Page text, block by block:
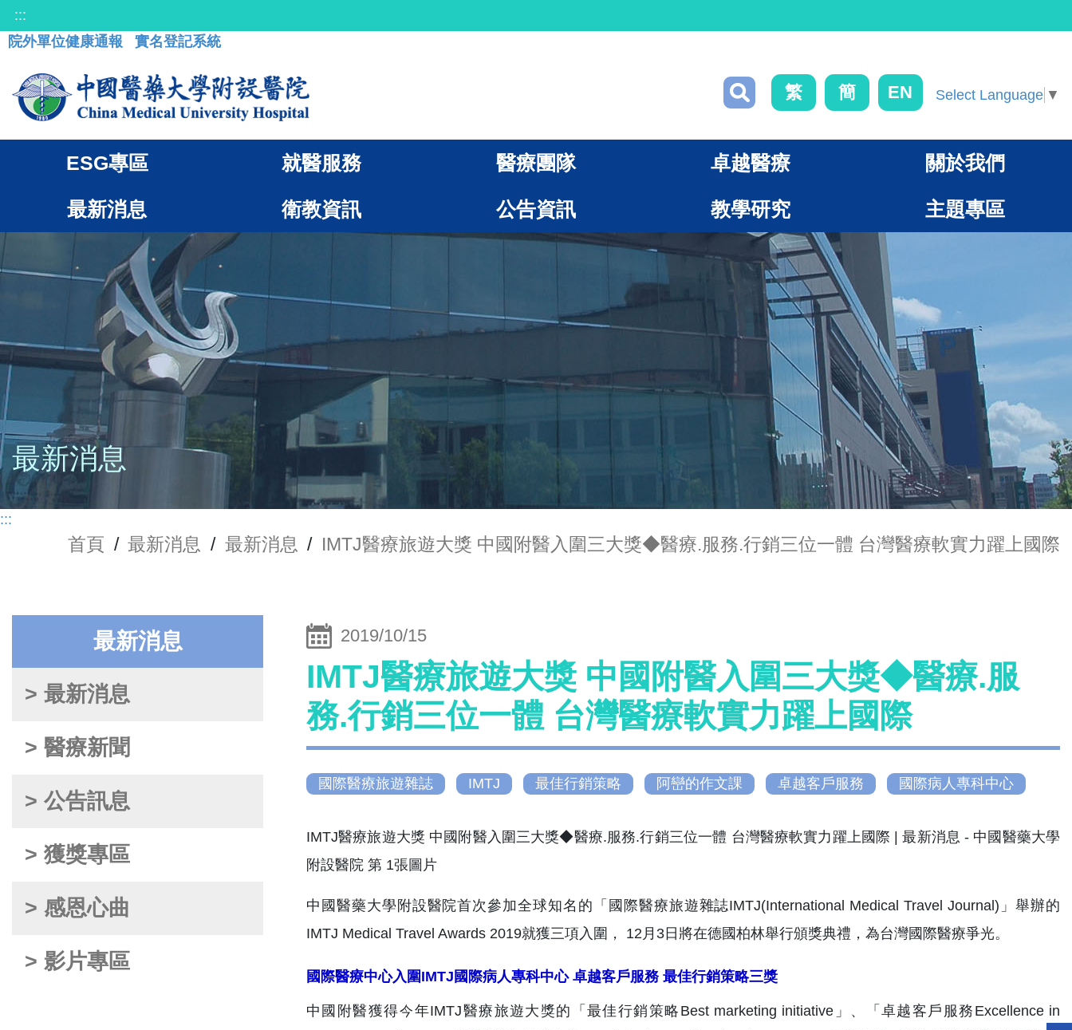
:::
院外單位健康通報
實名登記系統
繁 簡 EN Select Language ▼
ESG專區 就醫服務 醫療團隊 卓越醫療 關於我們
最新消息 衛教資訊 公告資訊 教學研究 主題專區
最新消息
:::
首頁 / 最新消息 / 最新消息 / IMTJ醫療旅遊大獎 中國附醫入圍三大獎◆醫療.服務.行銷三位一體 台灣醫療軟實力躍上國際
最新消息
> 最新消息
> 醫療新聞
> 公告訊息
> 獲獎專區
> 感恩心曲
> 影片專區
2019/10/15
IMTJ醫療旅遊大獎 中國附醫入圍三大獎◆醫療.服
務.行銷三位一體 台灣醫療軟實力躍上國際
國際醫療旅遊雜誌 IMTJ 最佳行銷策略 阿巒的作文課 卓越客戶服務 國際病人專科中心
中國醫藥大學附設醫院首次參加全球知名的「國際醫療旅遊雜誌IMTJ(International Medical Travel Journal)」舉辦的
IMTJ Medical Travel Awards 2019就獲三項入圍， 12月3日將在德國柏林舉行頒獎典禮，為台灣國際醫療爭光。
國際醫療中心入圍IMTJ國際病人專科中心 卓越客戶服務 最佳行銷策略三獎
中國附醫獲得今年IMTJ醫療旅遊大獎的「最佳行銷策略Best marketing initiative」、「卓越客戶服務Excellence in